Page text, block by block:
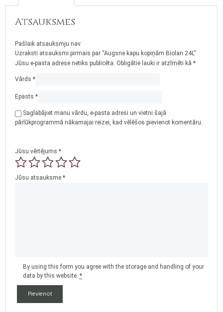
Atsauksmes
Pašlaik atsauksmju nav.
Uzraksti atsauksmi pirmais par “Augsne kapu kopiņām Biolan 24L”
Jūsu e-pasta adrese netiks publicēta. Obligātie lauki ir atzīmēti kā*
Vārds*
Epasts*
Saglabājiet manu vārdu, e-pasta adresi un vietni šajā
pārlūkprogrammā nākamajai reizei, kad vēlēšos pievienot komentāru.
Jūsu vērtējums*
Jūsu atsauksme*
By using this form you agree with the storage and handling of your
data by this website. *